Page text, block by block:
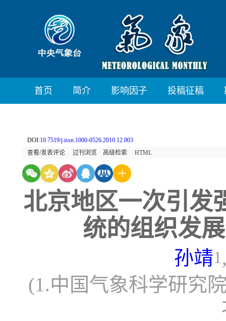
首页 简介 影响因子 投稿征稿
DOI:10.7519/j.issn.1000-0526.2010.12.003
查看/发表评论
过刊浏览 高级检索 HTML
北京地区一次引发
统的组织发
孙靖1
(1.中国气象科学研究